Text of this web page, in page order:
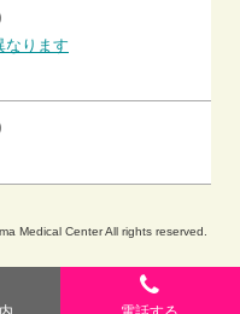
ります
Medical Center All rights reserved.